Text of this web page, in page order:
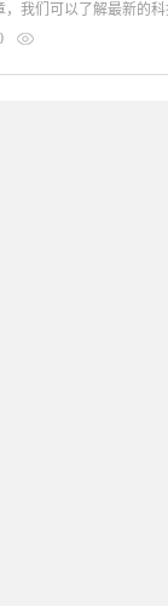
，我们可以了解最新的